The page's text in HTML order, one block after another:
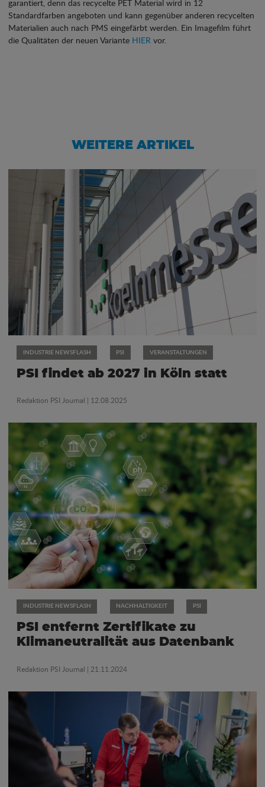
garantiert, denn das recycelte PET Material wird in 12
Standardfarben angeboten und kann gegenüber anderen recycelten
Materialien auch nach PMS eingefärbt werden. Ein Imagefilm führt
die Qualitäten der neuen Variante HIER vor.
WEITERE ARTIKEL
INDUSTRIE NEWSFLASH PSI VERANSTALTUNGEN
PSI findet ab 2027 in Köln statt
Redaktion PSI Journal | 12.08.2025
INDUSTRIE NEWSFLASH NACHHALTIGKEIT PSI
PSI entfernt Zertifikate zu
Klimaneutralität aus Datenbank
Redaktion PSI Journal | 21.11.2024